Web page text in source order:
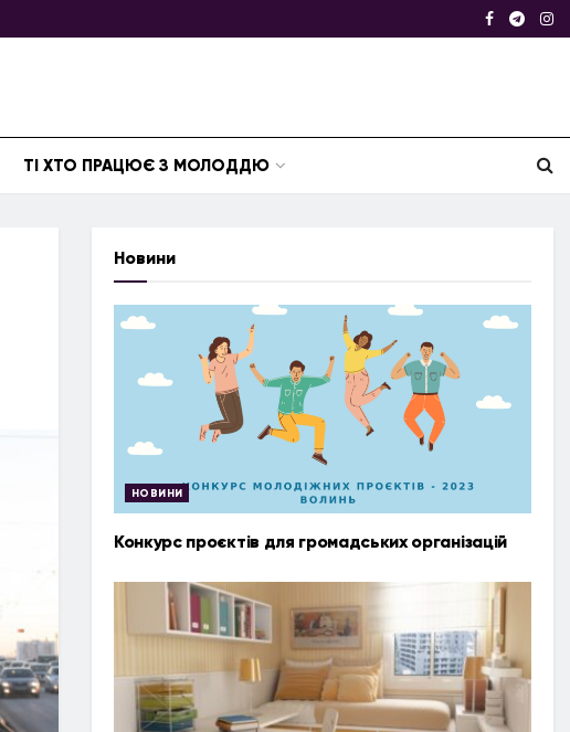
ТІ ХТО ПРАЦЮЄ З МОЛОДДЮ
Новини
НОВИНИ
Конкурс проєктів для громадських організацій